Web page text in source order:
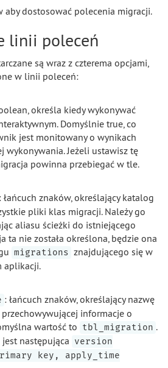
dostosować polecenia migracji.
linii poleceń
są wraz z czterema opcjami,
w linii poleceń:
określa kiedy wykonywać
Domyślnie true, co
jest monitowany o wynikach
wykonywania. Jeżeli ustawisz tę
powinna przebiegać w tle.
: łańcuch znaków, określający katalog
pliki klas migracji. Należy go
aliasu ścieżki do istniejącego
ta nie została określona, będzie ona
migrations znajdującego się w
aplikacji.
: łańcuch znaków, określający nazwę
informacje o
wartość to tbl_migration .
następująca version
key, apply_time